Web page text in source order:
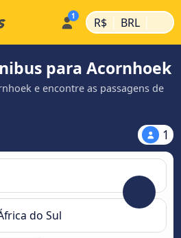
R$ | BRL |
para Acornhoek
e encontre as passagens de
1